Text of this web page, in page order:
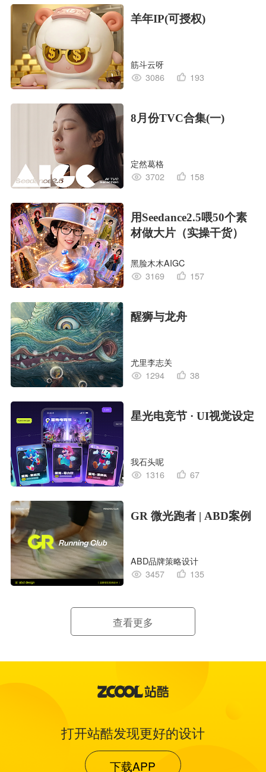
羊年IP(可授权)
筋斗云呀
3086
193
8月份TVC合集(一)
定然葛格
3702
158
用Seedance2.5喂50个素
材做大片（实操干货）
黑脸木木AIGC
3169
157
醒狮与龙舟
尤里李志关
1294
38
星光电竞节 · UI视觉设定
我石头呢
1316
67
GR 微光跑者 | ABD案例
ABD品牌策略设计
3457
135
查看更多
打开站酷发现更好的设计
下载APP